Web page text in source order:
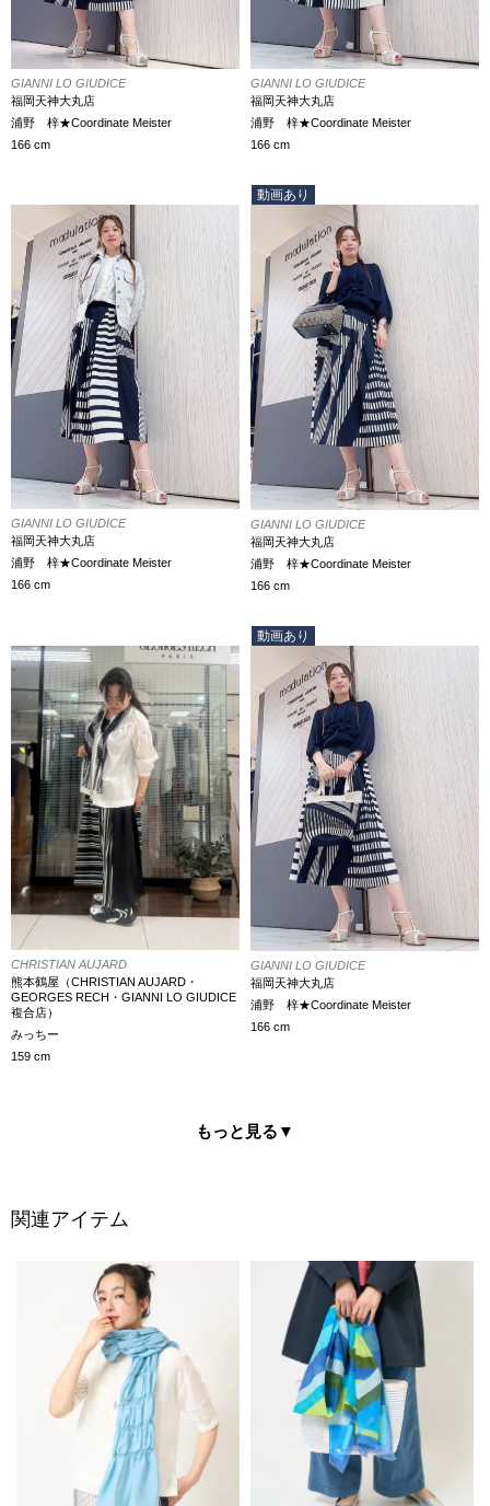
GIANNI LO GIUDICE
福岡天神大丸店
浦野 梓★Coordinate Meister
166 cm
GIANNI LO GIUDICE
福岡天神大丸店
浦野 梓★Coordinate Meister
166 cm
GIANNI LO GIUDICE
福岡天神大丸店
浦野 梓★Coordinate Meister
166 cm
動画あり
GIANNI LO GIUDICE
福岡天神大丸店
浦野 梓★Coordinate Meister
166 cm
CHRISTIAN AUJARD
熊本鶴屋（CHRISTIAN AUJARD・
GEORGES RECH・GIANNI LO GIUDICE
複合店）
みっちー
159 cm
動画あり
GIANNI LO GIUDICE
福岡天神大丸店
浦野 梓★Coordinate Meister
166 cm
もっと見る ▼
関連アイテム